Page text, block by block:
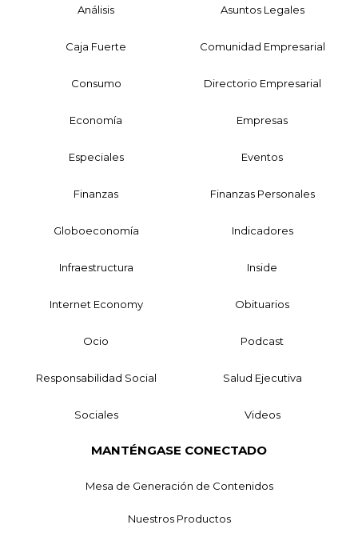
Análisis Asuntos Legales
Caja Fuerte Comunidad Empresarial
Consumo Directorio Empresarial
Economía Empresas
Especiales Eventos
Finanzas Finanzas Personales
Globoeconomía Indicadores
Infraestructura Inside
Internet Economy Obituarios
Ocio Podcast
Responsabilidad Social Salud Ejecutiva
Sociales Videos
MANTÉNGASE CONECTADO
Mesa de Generación de Contenidos
Nuestros Productos